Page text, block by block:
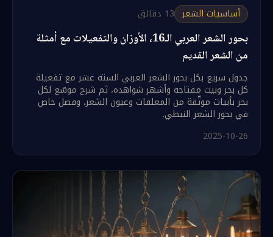
أساسيات الشعر 13 دقائق
بحور الشعر العربي الـ16، الأوزان والتفعيلات مع أمثلة
من الشعر القديم
جدول سريع بكل بحور الشعر العربي الستة عشر مع تفعيلة
كل بحر وبيت مفتاحه وأشهر شواهده، ثم شرح موسّع لكل
بحر بأبيات موثّقة من المعلقات وعيون الشعر، وفصل خاص
في بحور الشعر النبطي.
2025-10-26